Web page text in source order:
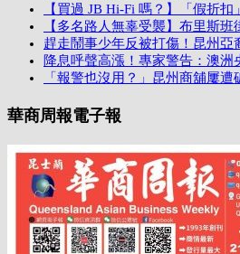
【買過 JB Hi-Fi 嗎？】「假折
【多名路人無辜受襲】布里斯
趕走鬧事少年反被打傷！昆州
降息呼聲高漲！專家警告：澳
「報警也沒用？」昆州商舖屢
華商周報電子報